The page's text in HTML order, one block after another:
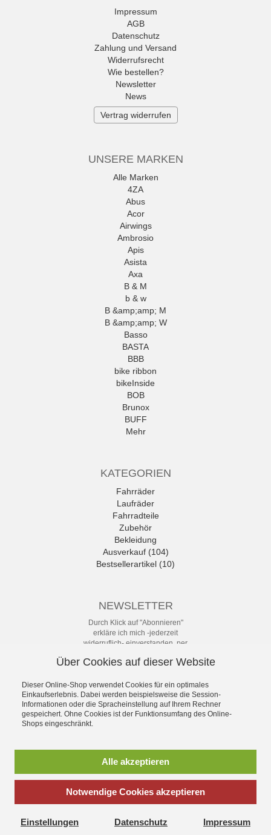
Impressum
AGB
Datenschutz
Zahlung und Versand
Widerrufsrecht
Wie bestellen?
Newsletter
News
Vertrag widerrufen
UNSERE MARKEN
Alle Marken
4ZA
Abus
Acor
Airwings
Ambrosio
Apis
Asista
Axa
B & M
b & w
B &amp;amp; M
B &amp;amp; W
Basso
BASTA
BBB
bike ribbon
bikeInside
BOB
Brunox
BUFF
Mehr
KATEGORIEN
Fahrräder
Laufräder
Fahrradteile
Zubehör
Bekleidung
Ausverkauf (104)
Bestsellerartikel (10)
NEWSLETTER
Durch Klick auf "Abonnieren"
erkläre ich mich -jederzeit
widerruflich- einverstanden, per
Abständen über Angebote und
Datenschutzerklärung mit weiteren
Details habe ich zur Kenntnis
genommen.
Abonnieren
*inkl. MwSt., zzgl.Versandkosten
Über Cookies auf dieser Website
Dieser Online-Shop verwendet Cookies für ein optimales
Einkaufserlebnis. Dabei werden beispielsweise die Session-
Informationen oder die Spracheinstellung auf Ihrem Rechner
gespeichert. Ohne Cookies ist der Funktionsumfang des Online-
Shops eingeschränkt.
Alle akzeptieren
Notwendige Cookies akzeptieren
Einstellungen Datenschutz Impressum